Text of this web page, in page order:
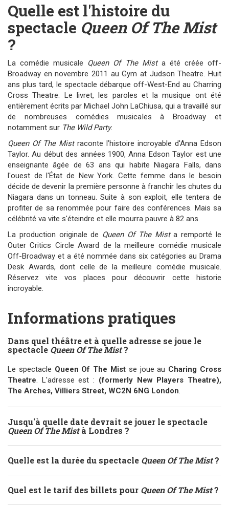
Quelle est l'histoire du
spectacle Queen Of The Mist
?
La comédie musicale Queen Of The Mista été créée off-
Broadway en novembre 2011 au Gym at Judson Theatre. Huit
ans plus tard, le spectacle débarque off-West-End au Charring
Cross Theatre. Le livret, les paroles et la musique ont été
entièrement écrits par Michael John LaChiusa, qui a travaillé sur
de nombreuses comédies musicales à Broadway et
notamment sur The Wild Party.
Queen Of The Mistraconte l’histoire incroyable d'Anna Edson
Taylor. Au début des années 1900, Anna Edson Taylor est une
enseignante âgée de 63 ans qui habite Niagara Falls, dans
l'ouest de l'État de New York. Cette femme dans le besoin
décide de devenir la première personne à franchir les chutes du
Niagara dans un tonneau. Suite à son exploit, elle tentera de
profiter de sa renommée pour faire des conférences. Mais sa
célébrité va vite s'éteindre et elle mourra pauvre à 82 ans.
La production originale de Queen Of The Mista remporté le
Outer Critics Circle Award de la meilleure comédie musicale
Off-Broadway et a été nommée dans six catégories au Drama
Desk Awards, dont celle de la meilleure comédie musicale.
Réservez vite vos places pour découvrir cette historie
incroyable.
Informations pratiques
Dans quel théâtre et à quelle adresse se joue le
spectacle Queen Of The Mist?
Le spectacle Queen Of The Mist se joue au Charing Cross
Theatre. L'adresse est : (formerly New Players Theatre),
The Arches, Villiers Street, WC2N 6NG London.
Jusqu'à quelle date devrait se jouer le spectacle
Queen Of The Mistà Londres ?
Quelle est la durée du spectacle Queen Of The Mist?
Quel est le tarif des billets pour Queen Of The Mist?